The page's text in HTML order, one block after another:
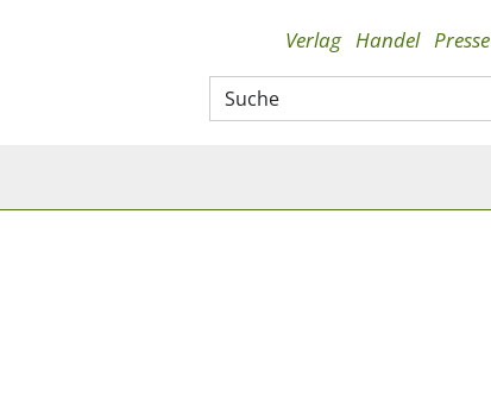
Verlag Handel Presse